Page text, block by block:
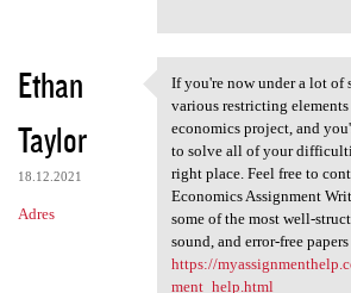
Ethan
Taylor
18.12.2021
Adres
If you're now under a
If you're now under a lot of
various restricting
economics project, and
to solve all of your
right place. Feel free to
Economics Assignment
some of the most well-
sound, and error-free
https://
ment_help.html